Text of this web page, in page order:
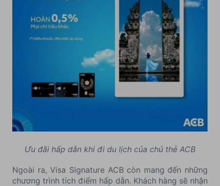
Ưu đãi hấp dẫn khi đi du lịch của chủ thẻ ACB
Ngoài ra, Visa Signature ACB còn mang đến những
chương trình tích điểm hấp dẫn. Khách hàng sẽ nhận